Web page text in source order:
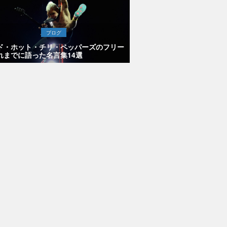
ブログ
・ホット・チリ・ペッパーズのフリー
までに語った名言集14選